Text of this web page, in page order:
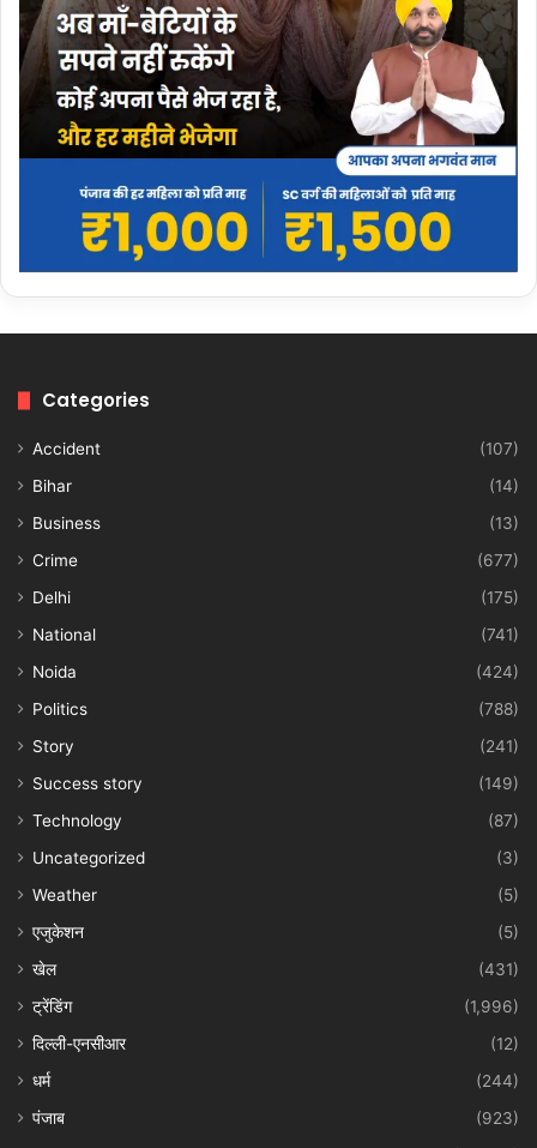
Categories
Accident
(107)
Bihar
(14)
Business
(13)
Crime
(677)
Delhi
(175)
National
(741)
Noida
(424)
Politics
(788)
Story
(241)
Success story
(149)
Technology
(87)
Uncategorized
(3)
Weather
(5)
एजुकेशन
(5)
खेल
(431)
ट्रेंडिंग
(1,996)
दिल्ली-एनसीआर
(12)
धर्म
(244)
पंजाब
(923)